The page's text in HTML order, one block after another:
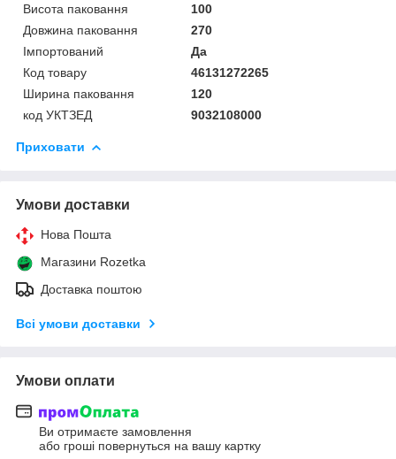
Висота паковання
100
Довжина паковання
270
Імпортований
Да
Код товару
46131272265
Ширина паковання
120
код УКТЗЕД
9032108000
Приховати
Умови доставки
Нова Пошта
Магазини Rozetka
Доставка поштою
Всі умови доставки
Умови оплати
Ви отримаєте замовлення
або гроші повернуться на вашу картку